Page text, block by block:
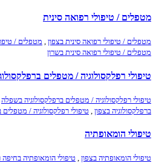
מטפלים / טיפולי רפואה סינית
מטפלים / טיפולי רפואה סינית בצפון , מטפלים /
מטפלים / טיפולי רפואה סינית בשרון
טיפולי רפלקסולוגיה / מטפלים
טיפולי רפלקסולוגיה / מטפלים ברפלקסולוגיה בשפלה
ברפלקסולוגיה בצפון טיפולי רפלקסולוגיה / מטפלים
טיפולי הומאופתיה
טיפולי הומאופתיה בצפון , טיפולי הומאופתיה בחיפה